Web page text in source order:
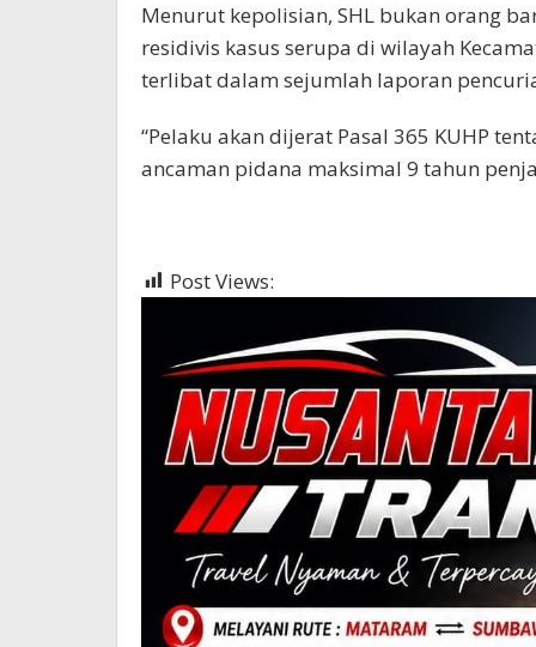
Menurut kepolisian, SHL bukan orang
residivis kasus serupa di wilayah
terlibat dalam sejumlah laporan
“Pelaku akan dijerat Pasal 365 KUHP
ancaman pidana maksimal 9 tahun
Post Views: